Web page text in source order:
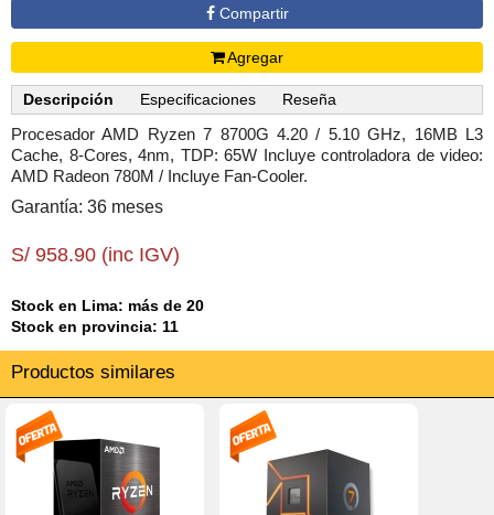
Compartir
Agregar
Descripción Especificaciones Reseña
Procesador AMD Ryzen 7 8700G 4.20 / 5.10 GHz, 16MB L3
Cache, 8-Cores, 4nm, TDP: 65W Incluye controladora de video:
AMD Radeon 780M / Incluye Fan-Cooler.
Garantía: 36 meses
S/ 958.90 (inc IGV)
Stock en Lima: más de 20
Stock en provincia: 11
Productos similares